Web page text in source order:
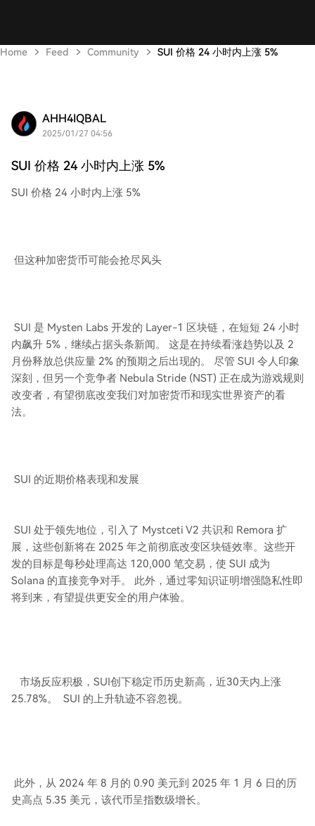
Home Feed Community SUI 价格 24 小时内上涨 5%
AHH4IQBAL
2025/01/27 04:56
SUI 价格 24 小时内上涨 5%
SUI 价格 24 小时内上涨 5%
但这种加密货币可能会抢尽风头
SUI 是 Mysten Labs 开发的 Layer-1 区块链，在短短 24 小时
内飙升 5%，继续占据头条新闻。 这是在持续看涨趋势以及 2
月份释放总供应量 2% 的预期之后出现的。 尽管 SUI 令人印象
深刻，但另一个竞争者 Nebula Stride (NST) 正在成为游戏规则
改变者，有望彻底改变我们对加密货币和现实世界资产的看
法。
SUI 的近期价格表现和发展
SUI 处于领先地位，引入了 Mystceti V2 共识和 Remora 扩
展，这些创新将在 2025 年之前彻底改变区块链效率。这些开
发的目标是每秒处理高达 120,000 笔交易，使 SUI 成为
Solana 的直接竞争对手。 此外，通过零知识证明增强隐私性即
将到来，有望提供更安全的用户体验。
市场反应积极，SUI创下稳定币历史新高，近30天内上涨
25.78%。 SUI 的上升轨迹不容忽视。
此外，从 2024 年 8 月的 0.90 美元到 2025 年 1 月 6 日的历
史高点 5.35 美元，该代币呈指数级增长。